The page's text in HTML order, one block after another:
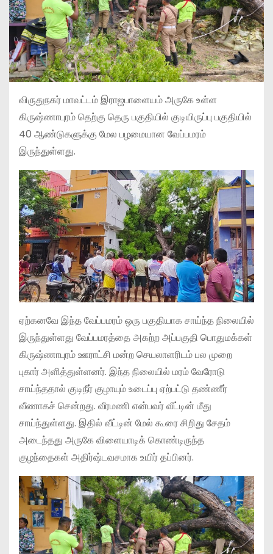
விருதுநகர் மாவட்டம் இராஜபாளையம் அருகே உள்ள
கிருஷ்ணாபுரம் தெற்கு தெரு பகுதியில் குடியிருப்பு பகுதியில்
40 ஆண்டுகளுக்கு மேல பழமையான வேப்பமரம்
இருந்துள்ளது.
ஏற்கனவே இந்த வேப்பமரம் ஒரு பகுதியாக சாய்ந்த நிலையில்
இருந்துள்ளது வேப்பமரத்தை அகற்ற அப்பகுதி பொதுமக்கள்
கிருஷ்ணாபுரம் ஊராட்சி மன்ற செயலாளரிடம் பல முறை
புகார் அளித்துள்ளனர். இந்த நிலையில் மரம் வேரோடு
சாய்ந்ததால் குடிநீர் குழாயும் உடைப்பு ஏற்பட்டு தண்ணீர்
வீணாகச் சென்றது. வீரமணி என்பவர் வீட்டின் மீது
சாய்ந்துள்ளது. இதில் வீட்டின் மேல் கூரை சிறிது சேதம்
அடைந்தது அருகே விளையாடிக் கொண்டிருந்த
குழந்தைகள் அதிர்ஷ்டவசமாக உயிர் தப்பினர்.